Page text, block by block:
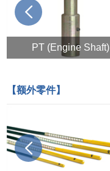
PT (Engine Shaft)
prev
【额外零件】
prev